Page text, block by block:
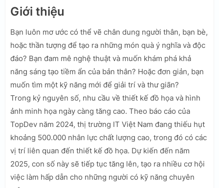
Giới thiệu
Bạn luôn mơ ước có thể vẽ chân dung người thân, bạn bè,
hoặc thần tượng để tạo ra những món quà ý nghĩa và độc
đáo? Bạn đam mê nghệ thuật và muốn khám phá khả
năng sáng tạo tiềm ẩn của bản thân? Hoặc đơn giản, bạn
muốn tìm một kỹ năng mới để giải trí và thư giãn?
Trong kỷ nguyên số, nhu cầu về thiết kế đồ họa và hình
ảnh minh họa ngày càng tăng cao. Theo báo cáo của
TopDev năm 2024, thị trường IT Việt Nam đang thiếu hụt
khoảng 500.000 nhân lực chất lượng cao, trong đó có các
vị trí liên quan đến thiết kế đồ họa. Dự kiến đến năm
2025, con số này sẽ tiếp tục tăng lên, tạo ra nhiều cơ hội
việc làm hấp dẫn cho những người có kỹ năng chuyên